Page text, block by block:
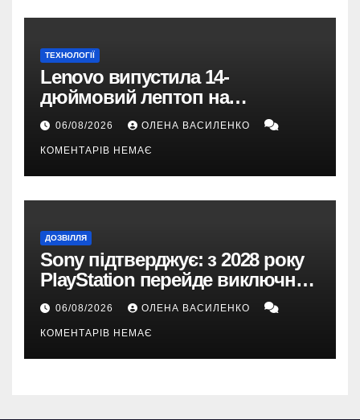
ТЕХНОЛОГІЇ
Lenovo випустила 14-
дюймовий лептоп на
Snapdragon X2 з автономністю
понад 33 години
06/08/2026 ОЛЕНА ВАСИЛЕНКО
КОМЕНТАРІВ НЕМАЄ
ДОЗВІЛЛЯ
Sony підтверджує: з 2028 року
PlayStation перейде виключно
на цифрові ігри
06/08/2026 ОЛЕНА ВАСИЛЕНКО
КОМЕНТАРІВ НЕМАЄ